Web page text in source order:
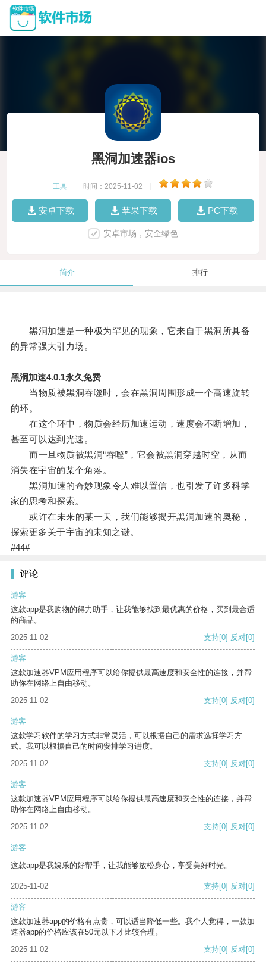
黑洞加速器ios
工具 时间：2025-11-02
安卓下载 苹果下载 PC下载
安卓市场，安全绿色
简介 排行
黑洞加速是一种极为罕见的现象，它来自于黑洞所具备
的异常强大引力场。
黑洞加速4.0.1永久免费
当物质被黑洞吞噬时，会在黑洞周围形成一个高速旋转
的环。
在这个环中，物质会经历加速运动，速度会不断增加，
甚至可以达到光速。
而一旦物质被黑洞“吞噬”，它会被黑洞穿越时空，从而
消失在宇宙的某个角落。
黑洞加速的奇妙现象令人难以置信，也引发了许多科学
家的思考和探索。
或许在未来的某一天，我们能够揭开黑洞加速的奥秘，
探索更多关于宇宙的未知之谜。
#44#
评论
游客
这款app是我购物的得力助手，让我能够找到最优惠的价格，买到最合适
的商品。
2025-11-02
支持[0] 反对[0]
游客
这款加速器VPM应用程序可以给你提供最高速度和安全性的连接，并帮
助你在网络上自由移动。
2025-11-02
支持[0] 反对[0]
游客
这款学习软件的学习方式非常灵活，可以根据自己的需求选择学习方
式。我可以根据自己的时间安排学习进度。
2025-11-02
支持[0] 反对[0]
游客
这款加速器VPM应用程序可以给你提供最高速度和安全性的连接，并帮
助你在网络上自由移动。
2025-11-02
支持[0] 反对[0]
游客
这款app是我娱乐的好帮手，让我能够放松身心，享受美好时光。
2025-11-02 支持[0] 反对[0]
游客
这款加速器app的价格有点贵，可以适当降低一些。我个人觉得，一款加
速器app的价格应该在50元以下才比较合理。
2025-11-02
支持[0] 反对[0]